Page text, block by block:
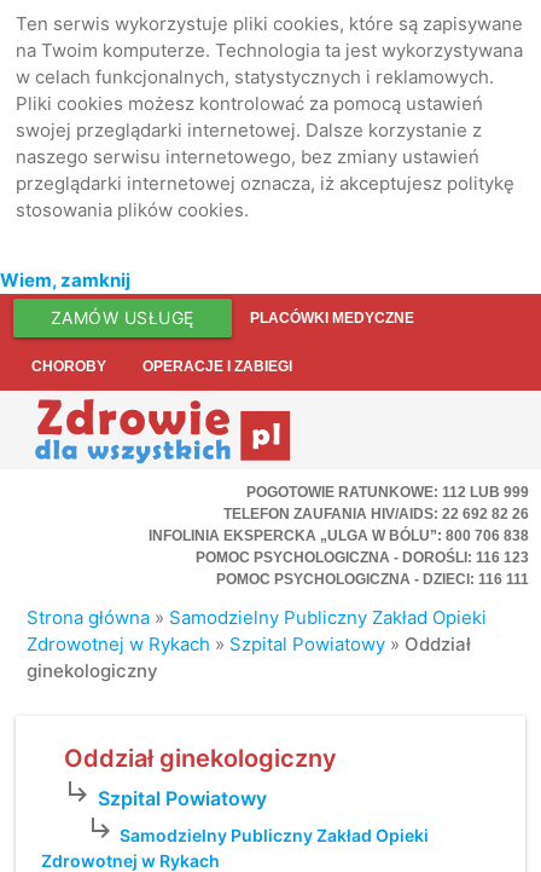
Ten serwis wykorzystuje pliki cookies, które są zapisywane
na Twoim komputerze. Technologia ta jest wykorzystywana
w celach funkcjonalnych, statystycznych i reklamowych.
Pliki cookies możesz kontrolować za pomocą ustawień
swojej przeglądarki internetowej. Dalsze korzystanie z
naszego serwisu internetowego, bez zmiany ustawień
przeglądarki internetowej oznacza, iż akceptujesz politykę
stosowania plików cookies.
Wiem, zamknij
ZAMÓW USŁUGĘ PLACÓWKI MEDYCZNE
CHOROBY OPERACJE I ZABIEGI
POGOTOWIE RATUNKOWE: 112 LUB 999
TELEFON ZAUFANIA HIV/AIDS: 22 692 82 26
INFOLINIA EKSPERCKA „ULGA W BÓLU”: 800 706 838
POMOC PSYCHOLOGICZNA - DOROŚLI: 116 123
POMOC PSYCHOLOGICZNA - DZIECI: 116 111
Strona główna » Samodzielny Publiczny Zakład Opieki
Zdrowotnej w Rykach » Szpital Powiatowy » Oddział
ginekologiczny
Oddział ginekologiczny
subdirectory_arrow_right Szpital Powiatowy
subdirectory_arrow_right Samodzielny Publiczny Zakład Opieki
Zdrowotnej w Rykach